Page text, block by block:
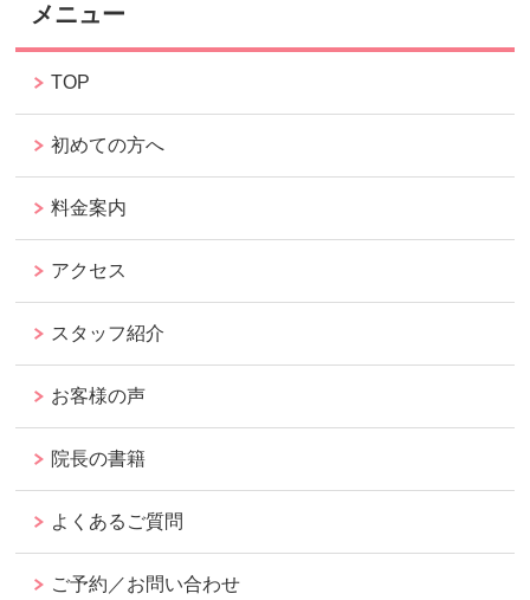
メニュー
TOP
初めての方へ
料金案内
アクセス
スタッフ紹介
お客様の声
院長の書籍
よくあるご質問
ご予約／お問い合わせ